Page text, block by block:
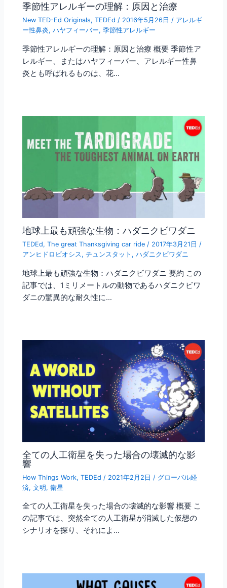
季節性アレルギーの理解：原因と治療
New TED-Ed Originals,TEDEd / 2016年5月26日/ アレルギ
ー性鼻炎,ハヤフィーバー,季節性アレルギー
季節性アレルギーの理解：原因と治療 概要 季節性ア
レルギー、またはハヤフィーバー、アレルギー性鼻
炎とも呼ばれるものは、花…
地球上最も頑強な生物：ハダニクビワダニ
TEDEd,The great Thanksgiving car ride / 2017年3月21日/
アンヒドロビオシス,チュンスタット ,ハダニクビワダニ
地球上最も頑強な生物：ハダニクビワダニ 要約 この
記事では、1ミリメートルの動物であるハダニクビワ
ダニの驚異的な耐久性に…
全ての人工衛星を失った場合の壊滅的な影
響
How Things Work,TEDEd / 2021年2月2日 / グローバル経
済,文明,衛星
全ての人工衛星を失った場合の壊滅的な影響 概要 こ
の記事では、突然全ての人工衛星が消滅した仮想の
シナリオを探り、それによ…